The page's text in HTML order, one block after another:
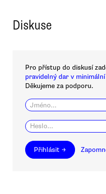
Diskuse
Pro přístup do diskusí
pravidelný dar v
Děkujeme za podporu.
Přihlásit →